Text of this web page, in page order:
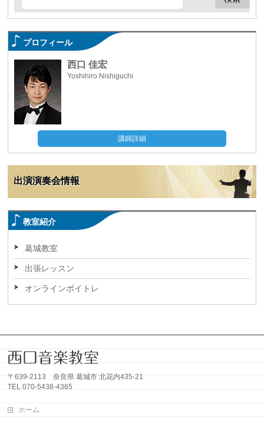
プロフィール
西口 佳宏
Yoshihiro Nishiguchi
講師詳細
出演演奏会情報
教室紹介
葛城教室
出張レッスン
オンラインボイトレ
〒639-2113 奈良県 葛城市 北花内435-21
TEL 070-5438-4365
ホーム